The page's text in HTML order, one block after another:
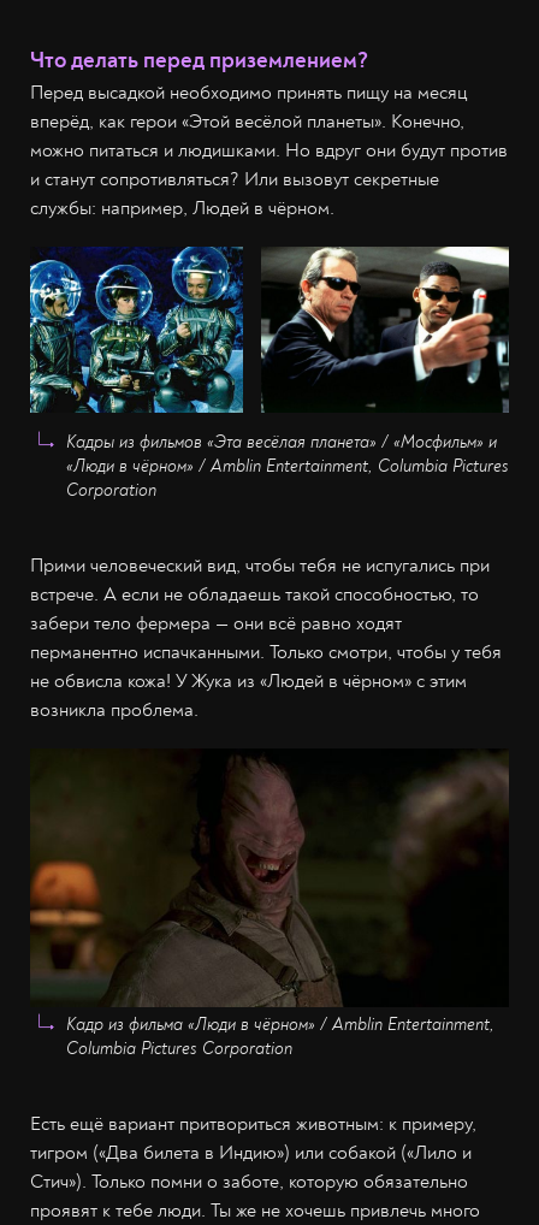
Что делать перед приземлением?
Перед высадкой необходимо принять пищу на месяц
вперёд, как герои «Этой весёлой планеты». Конечно,
можно питаться и людишками. Но вдруг они будут против
и станут сопротивляться? Или вызовут секретные
службы: например, Людей в чёрном.
Кадры из фильмов «Эта весёлая планета» / «Мосфильм» и
«Люди в чёрном» / Amblin Entertainment, Columbia Pictures
Corporation
Прими человеческий вид, чтобы тебя не испугались при
встрече. А если не обладаешь такой способностью, то
забери тело фермера — они всё равно ходят
перманентно испачканными. Только смотри, чтобы у тебя
не обвисла кожа! У Жука из «Людей в чёрном» с этим
возникла проблема.
Кадр из фильма «Люди в чёрном» / Amblin Entertainment,
Columbia Pictures Corporation
Есть ещё вариант притвориться животным: к примеру,
тигром («Два билета в Индию») или собакой («Лило и
Стич»). Только помни о заботе, которую обязательно
проявят к тебе люди. Ты же не хочешь привлечь много